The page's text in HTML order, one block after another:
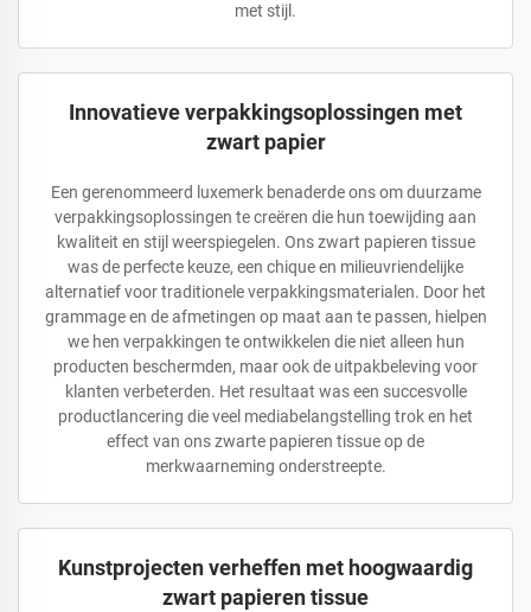
met stijl.
Innovatieve verpakkingsoplossingen met
zwart papier
Een gerenommeerd luxemerk benaderde ons om duurzame
verpakkingsoplossingen te creëren die hun toewijding aan
kwaliteit en stijl weerspiegelen. Ons zwart papieren tissue
was de perfecte keuze, een chique en milieuvriendelijke
alternatief voor traditionele verpakkingsmaterialen. Door het
grammage en de afmetingen op maat aan te passen, hielpen
we hen verpakkingen te ontwikkelen die niet alleen hun
producten beschermden, maar ook de uitpakbeleving voor
klanten verbeterden. Het resultaat was een succesvolle
productlancering die veel mediabelangstelling trok en het
effect van ons zwarte papieren tissue op de
merkwaarneming onderstreepte.
Kunstprojecten verheffen met hoogwaardig
zwart papieren tissue